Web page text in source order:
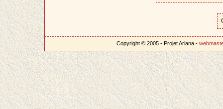
Copyright © 2005 - Projet Ariana -